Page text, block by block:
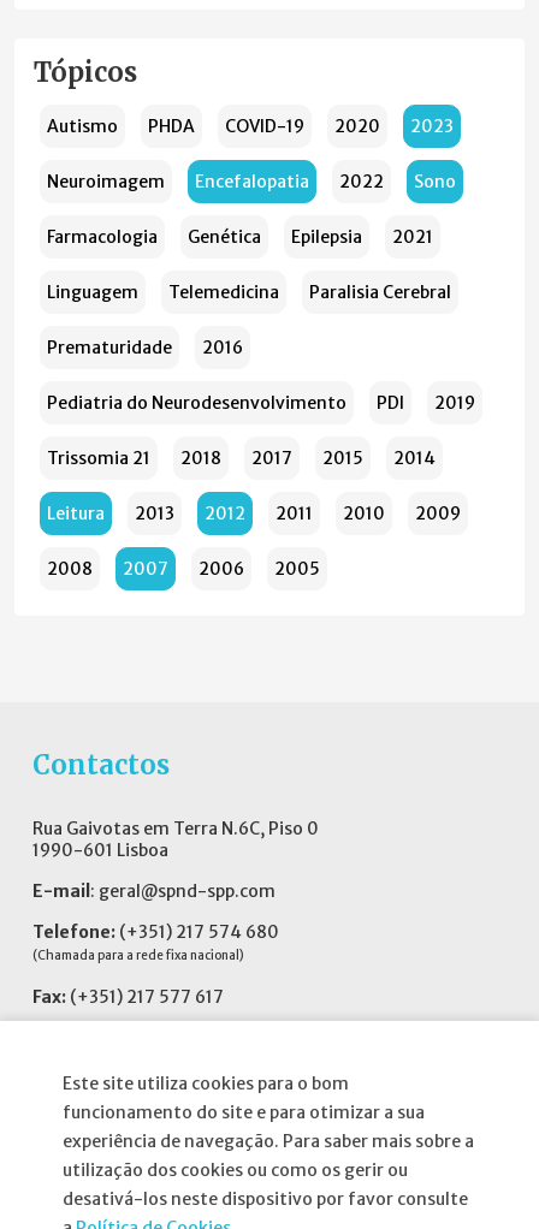
Este site utiliza cookies para o bom
funcionamento do site e para otimizar a sua
experiência de navegação. Para saber mais sobre a
utilização dos cookies ou como os gerir ou
desativá-los neste dispositivo por favor consulte
Tópicos
Autismo PHDA COVID-19 2020 2023
Neuroimagem Encefalopatia 2022 Sono
Farmacologia Genética Epilepsia 2021
Linguagem Telemedicina Paralisia Cerebral
Prematuridade 2016
Pediatria do Neurodesenvolvimento PDI 2019
Trissomia 21 2018 2017 2015 2014
Leitura 2013 2012 2011 2010 2009
2008 2007 2006 2005
Contactos
Rua Gaivotas em Terra N.6C, Piso 0
1990-601 Lisboa
E-mail : geral@spnd-spp.com
Telefone: (+351) 217 574 680
(Chamada para a rede fixa nacional)
Fax: (+351) 217 577 617
Informações